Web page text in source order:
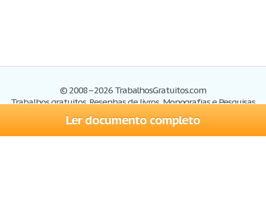
Ler documento completo
© 2008–2026 TrabalhosGratuitos.com
Trabalhos gratuitos, Resenhas de livros, Monografias e Pesquisas